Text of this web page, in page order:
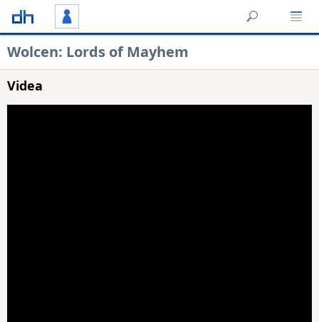
Wolcen: Lords of Mayhem
Videa